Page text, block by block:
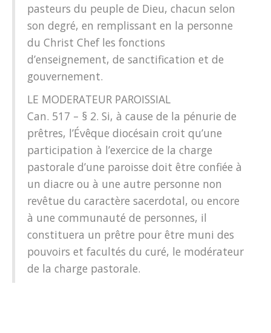
pasteurs du peuple de Dieu, chacun selon
son degré, en remplissant en la personne
du Christ Chef les fonctions
d’enseignement, de sanctification et de
gouvernement.
LE MODERATEUR PAROISSIAL
Can. 517 – § 2. Si, à cause de la pénurie de
prêtres, l’Évêque diocésain croit qu’une
participation à l’exercice de la charge
pastorale d’une paroisse doit être confiée à
un diacre ou à une autre personne non
revêtue du caractère sacerdotal, ou encore
à une communauté de personnes, il
constituera un prêtre pour être muni des
pouvoirs et facultés du curé, le modérateur
de la charge pastorale.